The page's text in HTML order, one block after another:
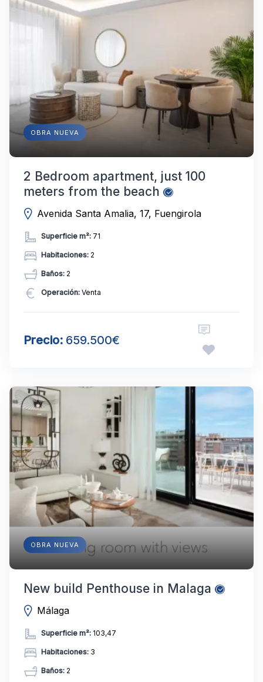
OBRA NUEVA
2 Bedroom apartment, just 100
meters from the beach
Avenida Santa Amalia, 17, Fuengirola
Superficie m²: 71
Habitaciones: 2
Baños: 2
Operación: Venta
Precio: 659.500€
OBRA NUEVA
New build Penthouse in Malaga
Málaga
Superficie m²: 103,47
Habitaciones: 3
Baños: 2